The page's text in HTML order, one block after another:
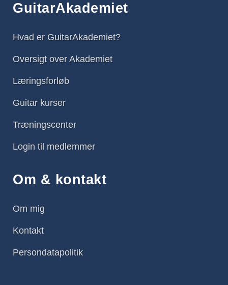
GuitarAkademiet
Hvad er GuitarAkademiet?
Oversigt over Akademiet
Læringsforløb
Guitar kurser
Træningscenter
Login til medlemmer
Om & kontakt
Om mig
Kontakt
Persondatapolitik